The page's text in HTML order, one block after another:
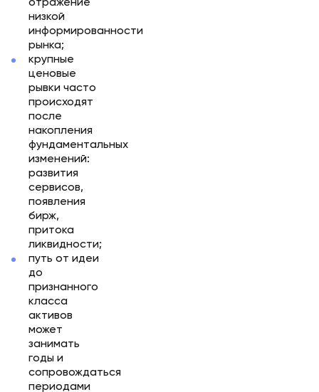
отражение
низкой
информированности
рынка;
крупные
ценовые
рывки часто
происходят
после
накопления
фундаментальных
изменений:
развития
сервисов,
появления
бирж,
притока
ликвидности;
путь от идеи
до
признанного
класса
активов
может
занимать
годы и
сопровождаться
периодами